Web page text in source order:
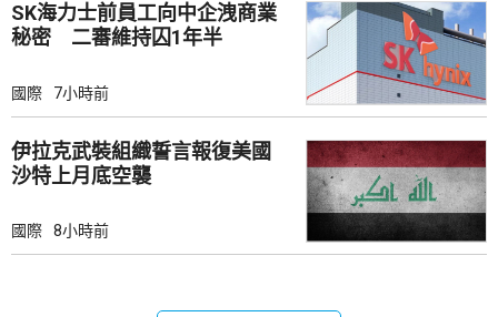
SK海力士前員工向中企洩商業
秘密 二審維持囚1年半
國際 7小時前
伊拉克武裝組織誓言報復美國
沙特上月底空襲
國際 8小時前